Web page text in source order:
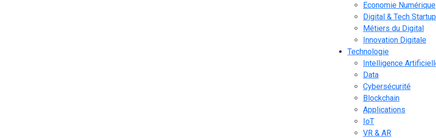
Economie Numérique
Digital & Tech
Métiers du Digital
Innovation Digitale
Technologie
Intelligence
Data
Cybersécurité
Blockchain
Applications
IoT
VR & AR